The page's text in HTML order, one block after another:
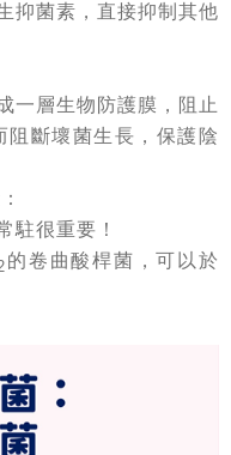
抑菌素，直接抑制其他
一層生物防護膜，阻止
斷壞菌生長，保護陰
駐很重要！
的卷曲酸桿菌，可以於